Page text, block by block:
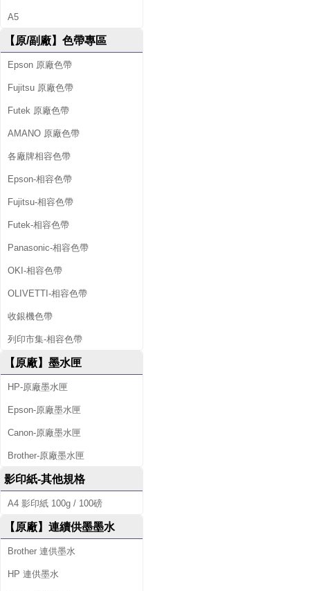
A5
【原/副廠】色帶專區
Epson 原廠色帶
Fujitsu 原廠色帶
Futek 原廠色帶
AMANO 原廠色帶
各廠牌相容色帶
Epson-相容色帶
Fujitsu-相容色帶
Futek-相容色帶
Panasonic-相容色帶
OKI-相容色帶
OLIVETTI-相容色帶
收銀機色帶
列印市集-相容色帶
【原廠】墨水匣
HP-原廠墨水匣
Epson-原廠墨水匣
Canon-原廠墨水匣
Brother-原廠墨水匣
影印紙-其他規格
A4 影印紙 100g / 100磅
【原廠】連續供墨墨水
Brother 連供墨水
HP 連供墨水